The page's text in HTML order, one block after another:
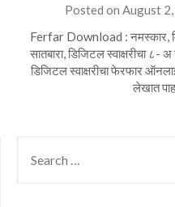
Posted on August 2,
Ferfar Download : नमस्कार,
सातबारा, डिजिटल स्वाक्षरीचा ८- अ
डिजिटल स्वाक्षरीचा फेरफार
लेखात
FOR: